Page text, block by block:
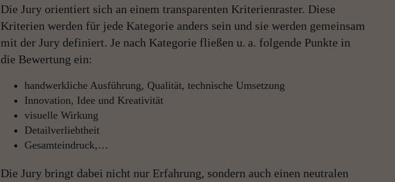
Die Jury orientiert sich an einem transparenten Kriterienraster. Diese
Kriterien werden für jede Kategorie anders sein und sie werden gemeinsam
mit der Jury definiert. Je nach Kategorie fließen u. a. folgende Punkte in
die Bewertung ein:
handwerkliche Ausführung, Qualität, technische Umsetzung
Innovation, Idee und Kreativität
visuelle Wirkung
Detailverliebtheit
Gesamteindruck,…
Die Jury bringt dabei nicht nur Erfahrung, sondern auch einen neutralen